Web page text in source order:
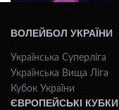
ВОЛЕЙБОЛ УКРАЇНИ
Українська Суперліга
Українська Вища Ліга
Кубок України
ЄВРОПЕЙСЬКІ КУБКИ